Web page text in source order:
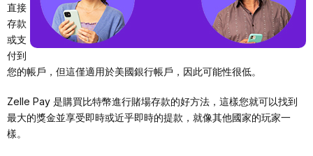
直接
存款
或支
付到
您的帳戶，但這僅適用於美國銀行帳戶，因此可能性很低。
Zelle Pay 是購買比特幣進行賭場存款的好方法，這樣您就可以找到
最大的獎金並享受即時或近乎即時的提款，就像其他國家的玩家一
樣。